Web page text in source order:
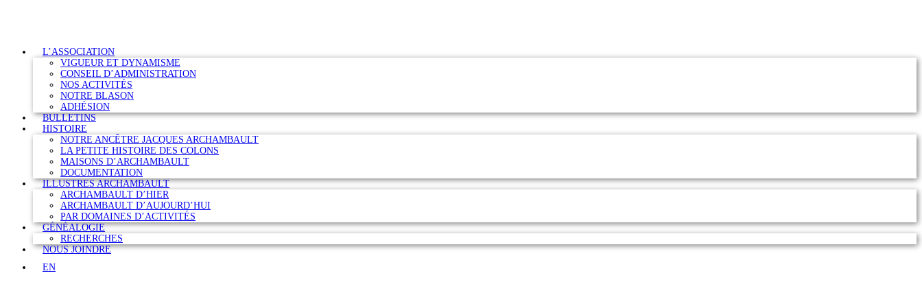
L’ASSOCIATION
VIGUEUR ET DYNAMISME
CONSEIL D’ADMINISTRATION
NOS ACTIVITÉS
NOTRE BLASON
ADHÉSION
BULLETINS
HISTOIRE
NOTRE ANCÊTRE JACQUES ARCHAMBAULT
LA PETITE HISTOIRE DES COLONS
MAISONS D’ARCHAMBAULT
DOCUMENTATION
ILLUSTRES ARCHAMBAULT
ARCHAMBAULT D’HIER
ARCHAMBAULT D’AUJOURD’HUI
PAR DOMAINES D’ACTIVITÉS
GÉNÉALOGIE
RECHERCHES
NOUS JOINDRE
EN